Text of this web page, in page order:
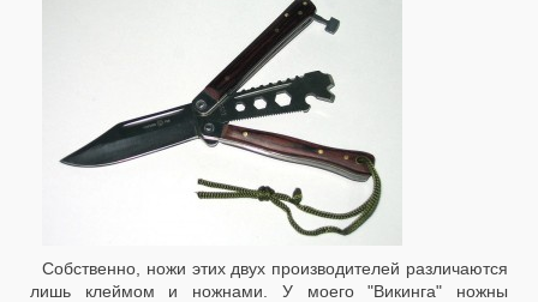
Собственно, ножи этих двух производителей различаются
лишь клеймом и ножнами. У моего "Викинга" ножны